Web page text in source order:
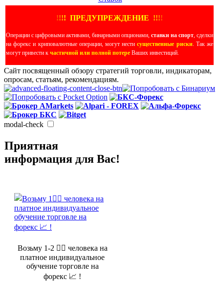
!!!! ПРЕДУПРЕЖДЕНИЕ !!!!
Операции с цифровыми активами, бинарными опционами, ставки на спорт, сделки
на форекс и криповалютные операции, могут нестисущественные риски. Так же
могут привести к частичной или полной потере Ваших инвестиций.
Сайт посвященный обзору стратегий торговли, индикаторам,
опросам, статьям, рекомендациям.
modal-check
Приятная
информация для Вас!
Возьму 1-2 🤵‍♂️ человека на
платное индивидуальное
обучение торговле на
форекс 📈 !